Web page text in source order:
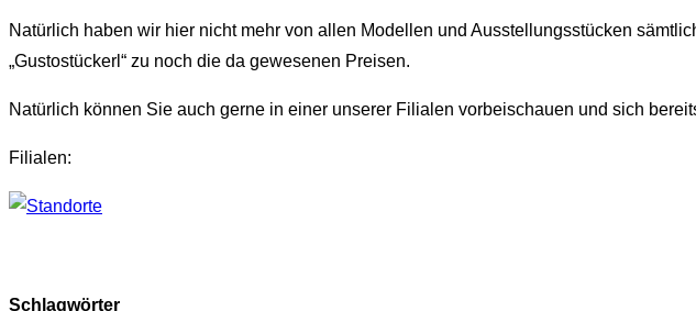
Natürlich haben wir hier nicht mehr von allen Modellen und Ausstellungsstücken
„Gustostückerl“ zu noch die da gewesenen Preisen.
Natürlich können Sie auch gerne in einer unserer Filialen vorbeischauen und sich
Filialen:
Schlagwörter